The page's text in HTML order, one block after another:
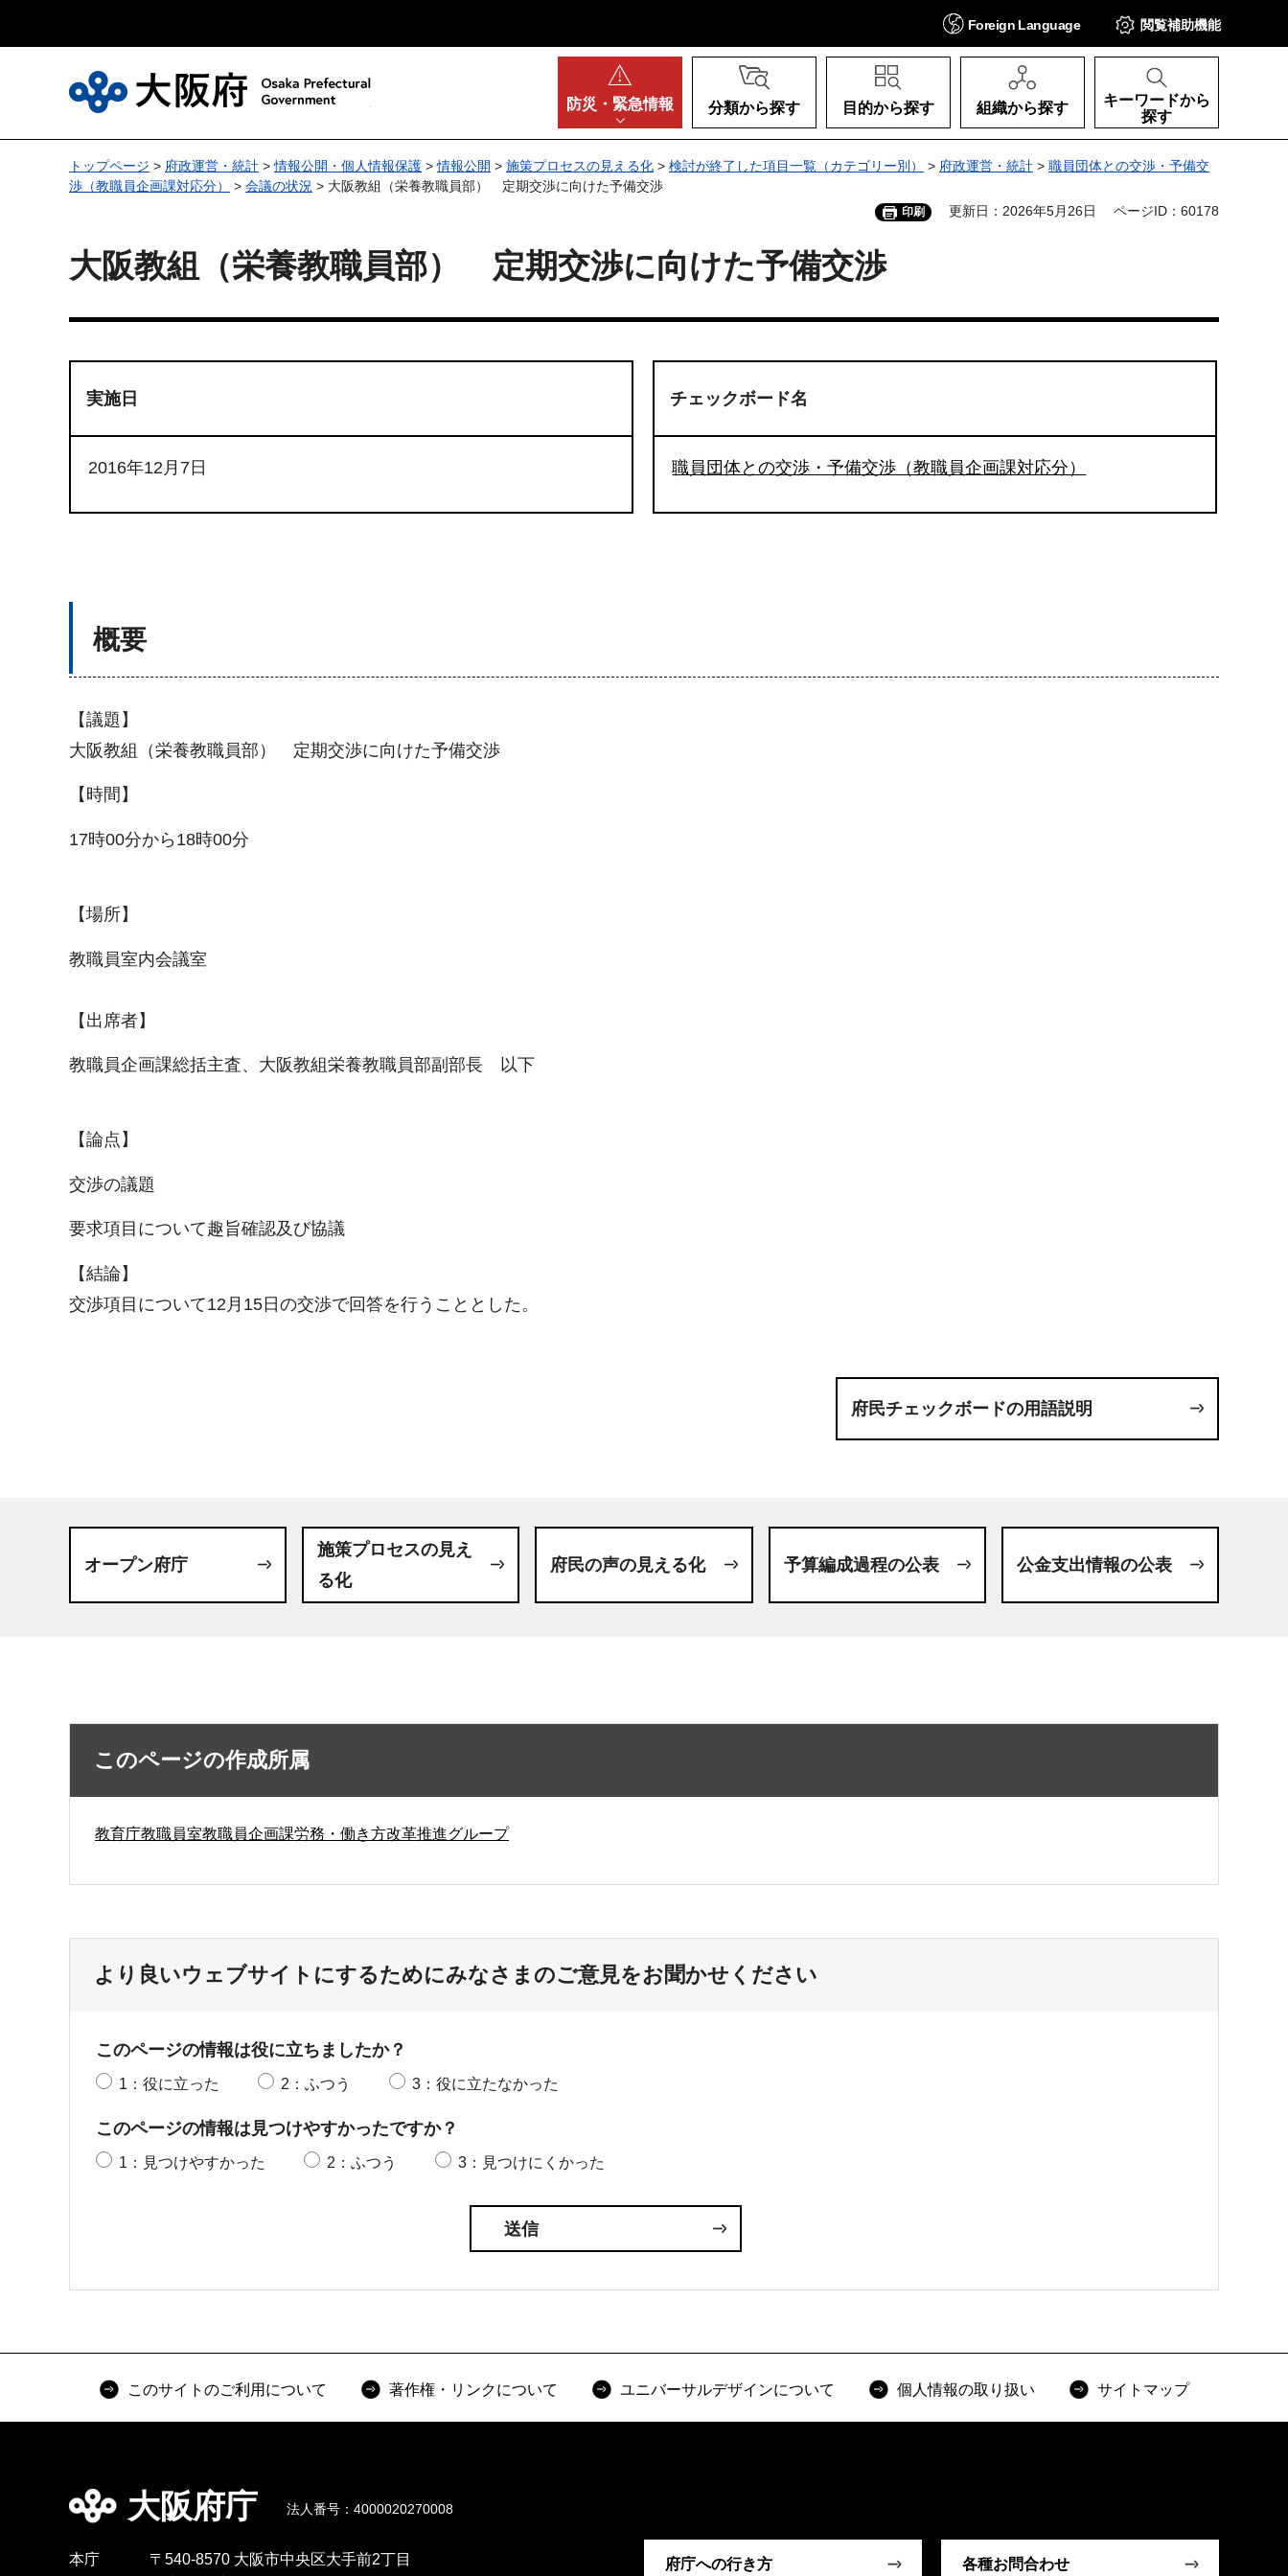
Foreign Language 閲覧補助機能
防災・ 緊急情報 分類から探す 目的から探す 組織から探す
キーワードから
探す
トップページ > 府政運営・統計 >情報公開・個人情報保護 >情報公開 > 施策プロセスの見える化 > 検討が終了した項目一覧（カテゴリー別） > 府政運営・統計 > 職員団体との交渉・予備交
渉（教職員企画課対応分）
> 会議の状況 > 大阪教組（栄養教職員部） 定期交渉に向けた予備交渉
印刷 更新日：2026年5月26日 ページID：60178
大阪教組（栄養教職員部） 定期交渉に向けた予備交渉
実施日
2016年12月7日
チェックボード名
職員団体との交渉・予備交渉（教職員企画課対応分）
概要
【議題】
大阪教組（栄養教職員部） 定期交渉に向けた予備交渉
【時間】
17時00分から18時00分
【場所】
教職員室内会議室
【出席者】
教職員企画課総括主査、大阪教組栄養教職員部副部長 以下
【論点】
交渉の議題
要求項目について趣旨確認及び協議
【結論】
交渉項目について12月15日の交渉で回答を行うこととした。
府民チェックボードの用語説明
オープン府庁
施策プロセスの見え
る化
府民の声の見える化 予算編成過程の公表 公金支出情報の公表
このページの作成所属
教育庁教職員室教職員企画課労務・働き方改革推進グループ
より良いウェブサイトにするためにみなさまのご意見をお聞かせください
このページの情報は役に立ちましたか？
1：役に立った 2：ふつう 3：役に立たなかった
このページの情報は見つけやすかったですか？
1：見つけやすかった 2：ふつう 3：見つけにくかった
このサイトのご利用について 著作権・リンクについて ユニバーサルデザインについて 個人情報の取り扱い サイトマップ
大阪府庁 法人番号：4000020270008
本庁
〒540-8570 大阪市中央区大手前2丁目
府庁への行き方 各種お問合わせ